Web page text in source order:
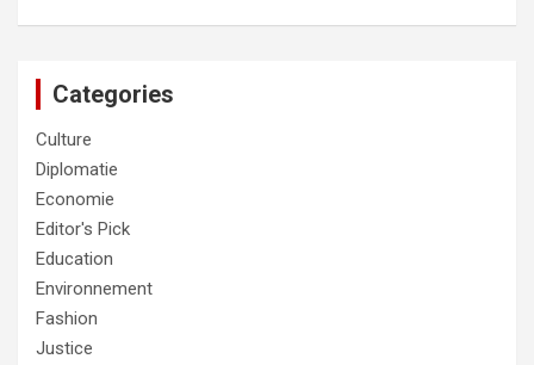
Categories
Culture
Diplomatie
Economie
Editor's Pick
Education
Environnement
Fashion
Justice